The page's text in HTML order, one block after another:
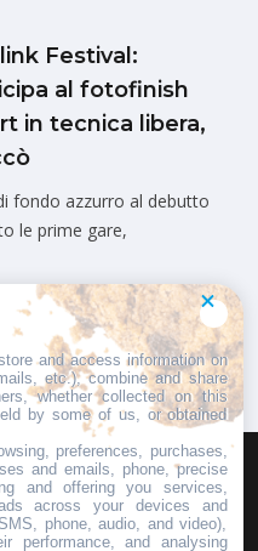
Festival:
al fotofinish
in tecnica libera,
fondo azzurro al debutto
le prime gare,
STAMPA
and access information on
etc.), combine and share
whether collected on this
by some of us, or obtained
preferences, purchases,
and emails, phone, precise
and offering you services,
across your devices and
phone, audio, and video),
performance, and analysing